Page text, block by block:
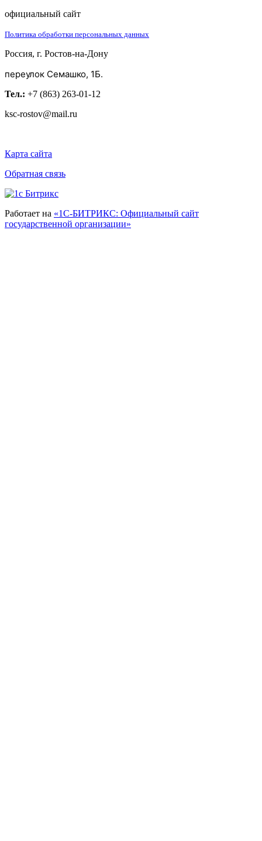
официальный сайт
Политика обработки персональных данных
Россия, г. Ростов-на-Дону
переулок Семашко, 1Б.
Тел.: +7 (863) 263-01-12
ksc-rostov@mail.ru
Карта сайта
Обратная связь
Работает на «1С-БИТРИКС: Официальный сайт
государственной организации»